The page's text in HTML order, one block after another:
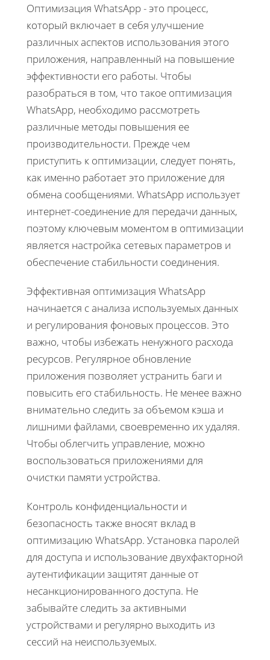
Оптимизация WhatsApp - это процесс,
который включает в себя улучшение
различных аспектов использования этого
приложения, направленный на повышение
эффективности его работы. Чтобы
разобраться в том, что такое оптимизация
WhatsApp, необходимо рассмотреть
различные методы повышения ее
производительности. Прежде чем
приступить к оптимизации, следует понять,
как именно работает это приложение для
обмена сообщениями. WhatsApp использует
интернет-соединение для передачи данных,
поэтому ключевым моментом в оптимизации
является настройка сетевых параметров и
обеспечение стабильности соединения.
Эффективная оптимизация WhatsApp
начинается с анализа используемых данных
и регулирования фоновых процессов. Это
важно, чтобы избежать ненужного расхода
ресурсов. Регулярное обновление
приложения позволяет устранить баги и
повысить его стабильность. Не менее важно
внимательно следить за объемом кэша и
лишними файлами, своевременно их удаляя.
Чтобы облегчить управление, можно
воспользоваться приложениями для
очистки памяти устройства.
Контроль конфиденциальности и
безопасность также вносят вклад в
оптимизацию WhatsApp. Установка паролей
для доступа и использование двухфакторной
аутентификации защитят данные от
несанкционированного доступа. Не
забывайте следить за активными
устройствами и регулярно выходить из
сессий на неиспользуемых.